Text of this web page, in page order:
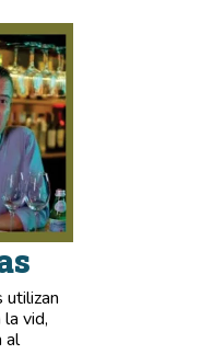
utilizan
vid,
al